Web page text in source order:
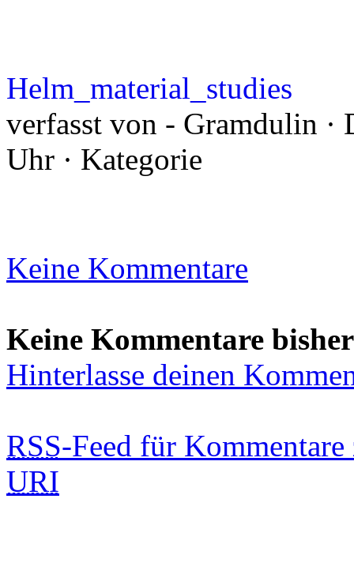
Helm_material_studies
verfasst von - Gramdulin ·
Uhr · Kategorie
Keine Kommentare
Keine Kommentare bisher
Hinterlasse deinen
RSS-Feed für
URI